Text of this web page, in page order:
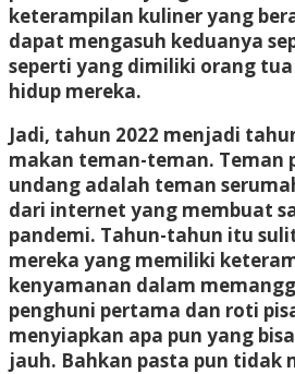
keterampilan kuliner yang
dapat mengasuh keduanya
seperti yang dimiliki orang
hidup mereka.
Jadi, tahun 2022 menjadi
makan teman-teman. Teman
undang adalah teman
dari internet yang membuat
pandemi. Tahun-tahun itu
mereka yang memiliki
kenyamanan dalam
penghuni pertama dan roti
menyiapkan apa pun yang
jauh. Bahkan pasta pun tidak